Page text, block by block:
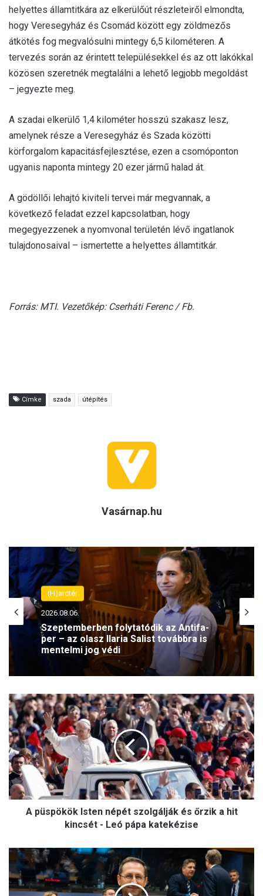
helyettes államtitkára az elkerülőút részleteiről elmondta,
hogy Veresegyház és Csomád között egy zöldmezős
átkötés fog megvalósulni mintegy 6,5 kilométeren. A
tervezés során az érintett településekkel és az ott lakókkal
közösen szeretnék megtalálni a lehető legjobb megoldást
– jegyezte meg.
A szadai elkerülő 1,4 kilométer hosszú szakasz lesz,
amelynek része a Veresegyház és Szada közötti
körforgalom kapacitásfejlesztése, ezen a csomóponton
ugyanis naponta mintegy 20 ezer jármű halad át.
A gödöllői lehajtó kiviteli tervei már megvannak, a
következő feladat ezzel kapcsolatban, hogy
megegyezzenek a nyomvonal területén lévő ingatlanok
tulajdonosaival – ismertette a helyettes államtitkár.
Forrás: MTI. Vezetőkép: Cserháti Ferenc / Fb.
Címke szada útépítés
Vasárnap.hu
(H)arctér
2026.08.06.
Szeptemberben folytatódik az Antifa-
per – az olasz Ilaria Salist továbbra is
mentelmi jog védi
A
p
ü
s
p
ö
k
ö
k
e
n
é
A püspökök Isten népét szolgálják és őrzik a hit
kincsét - Leó pápa katekézise
V
r
g